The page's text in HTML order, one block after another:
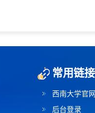
常用链接
西南大学官
后台登录